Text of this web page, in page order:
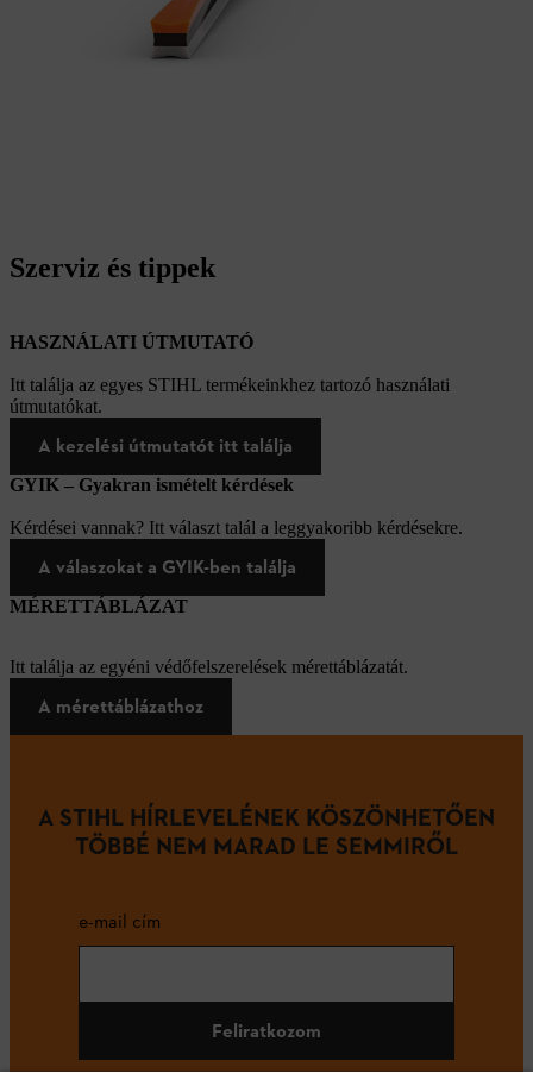
Szerviz és tippek
HASZNÁLATI ÚTMUTATÓ
Itt találja az egyes STIHL termékeinkhez tartozó használati
útmutatókat.
A kezelési útmutatót itt találja
GYIK – Gyakran ismételt kérdések
Kérdései vannak? Itt választ talál a leggyakoribb kérdésekre.
A válaszokat a GYIK-ben találja
MÉRETTÁBLÁZAT
Itt találja az egyéni védőfelszerelések mérettáblázatát.
A mérettáblázathoz
A STIHL HÍRLEVELÉNEK KÖSZÖNHETŐEN
TÖBBÉ NEM MARAD LE SEMMIRŐL
e-mail cím
Feliratkozom